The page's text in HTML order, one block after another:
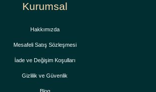
Kurumsal
Hakkımızda
Mesafeli Satış Sözleşmesi
İade ve Değişim Koşulları
Gizlilik ve Güvenlik